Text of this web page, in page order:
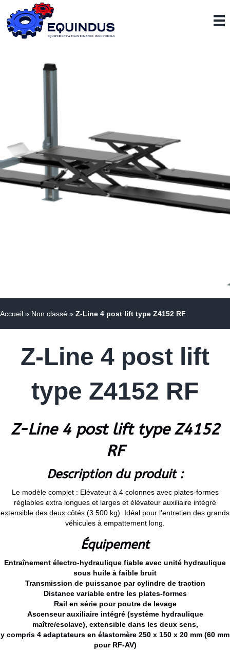
Accueil » Non classé » Z-Line 4 post lift type Z4152 RF
Z-Line 4 post lift
type Z4152 RF
Z-Line 4 post lift type Z4152
RF
Description du produit :
Le modèle complet : Elévateur à 4 colonnes avec plates-formes
réglables extra longues et larges et élévateur auxiliaire intégré
extensible des deux côtés (3.500 kg). Idéal pour l’entretien des grands
véhicules à empattement long.
Équipement
Entraînement électro-hydraulique fiable avec unité hydraulique
sous huile à faible bruit
Transmission de puissance par cylindre de traction
Distance variable entre les plates-formes
Rail en série pour poutre de levage
Ascenseur auxiliaire intégré (système hydraulique
maître/esclave), extensible dans les deux sens,
y compris 4 adaptateurs en élastomère 250 x 150 x 20 mm (60 mm
pour RF-AV)